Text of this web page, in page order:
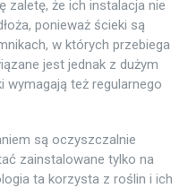
zaletę, że ich instalacja nie
ponieważ ścieki są
w których przebiega
jest jednak z dużym
wymagają też regularnego
są oczyszczalnie
zainstalowane tylko na
ta korzysta z roślin i ich